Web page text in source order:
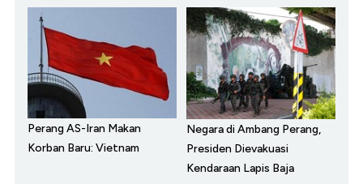
Perang AS-Iran Makan
Korban Baru: Vietnam
Negara di Ambang Perang,
Presiden Dievakuasi
Kendaraan Lapis Baja